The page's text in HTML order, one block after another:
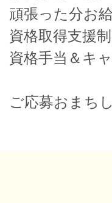
頑張った分お
資格取得支援
資格手当＆キ
ご応募おまち